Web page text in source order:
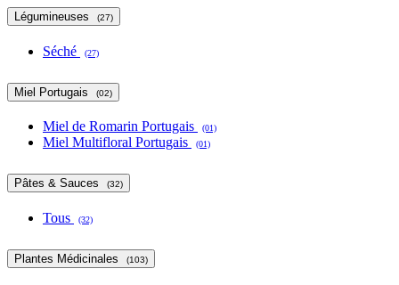
Légumineuses (27)
Séché (27)
Miel Portugais (02)
Miel de Romarin Portugais (01)
Miel Multifloral Portugais (01)
Pâtes & Sauces (32)
Tous (32)
Plantes Médicinales (103)